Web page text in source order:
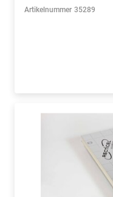
Artikelnummer 35289